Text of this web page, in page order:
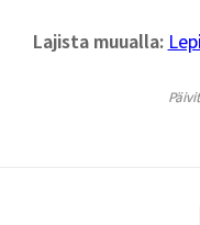
Lajista muualla: